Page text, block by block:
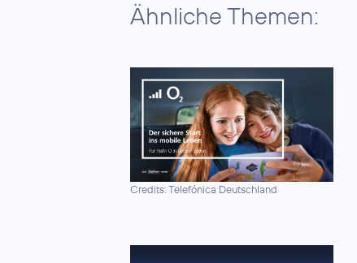
Ähnliche Themen:
Credits: Telefónica Deutschland